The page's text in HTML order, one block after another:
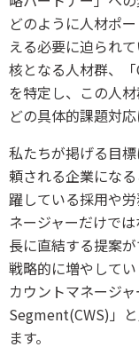
どのように人材ポ
える必要に迫られ
核となる人材群、
を特定し、この人
どの具体的課題対
私たちが掲げる目
頼される企業にな
躍している採用や
ネージャーだけで
長に直結する提案
戦略的に増やして
カウントマネージ
Segment(CWS)」
ます。